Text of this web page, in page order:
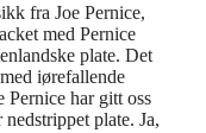
fra Joe Pernice,
med Pernice
plate. Det
iørefallende
Pernice har gitt oss
plate. Ja,